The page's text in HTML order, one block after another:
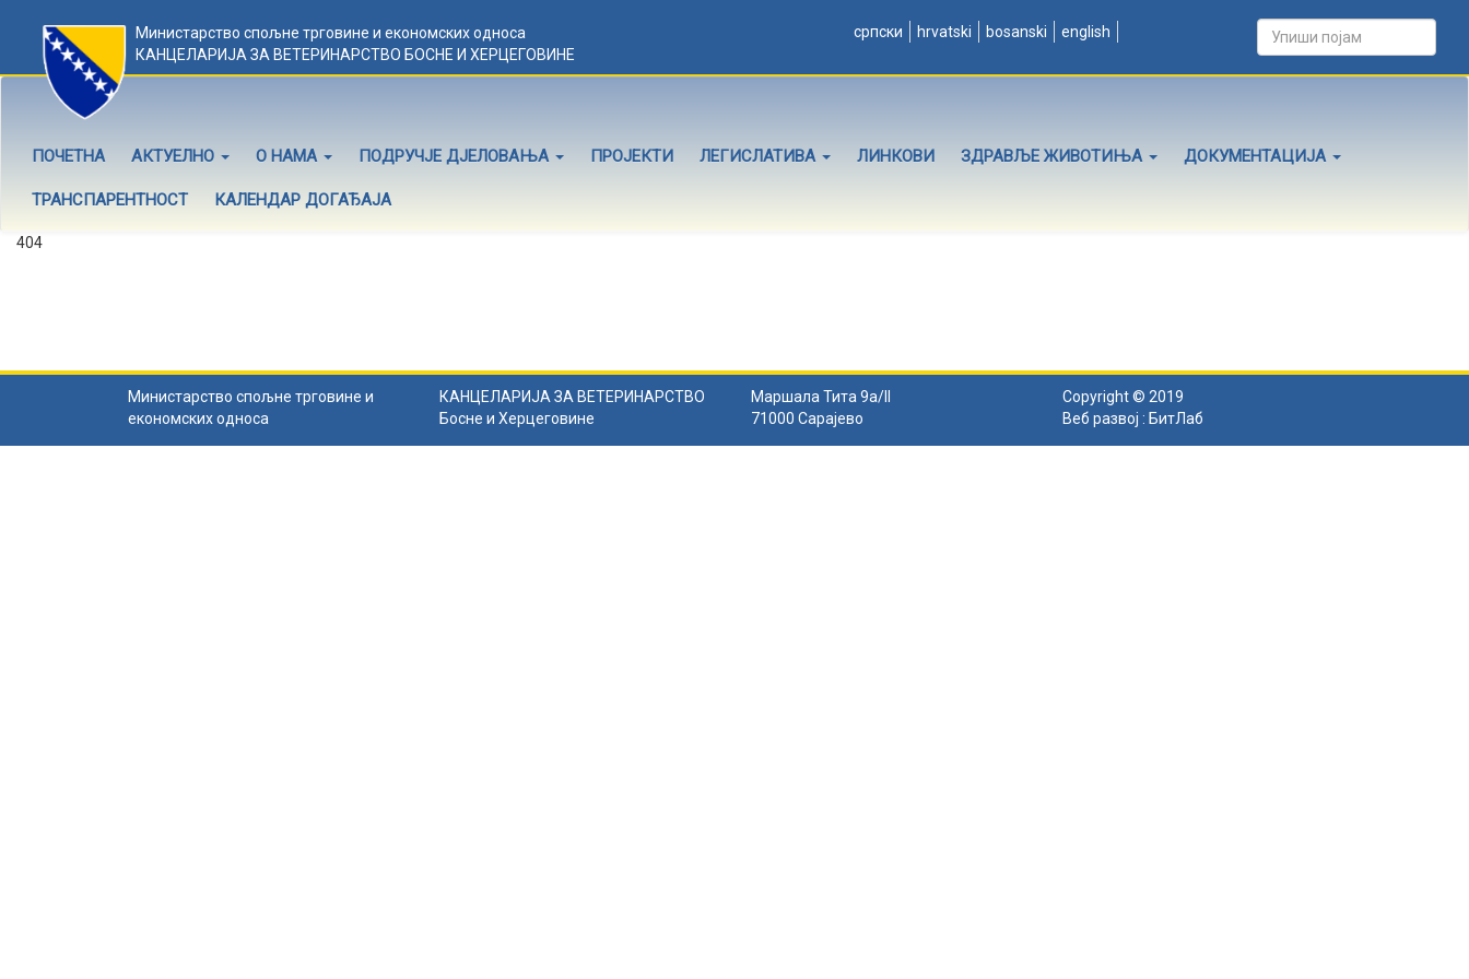
Министарство спољне трговине и економских односа
КАНЦЕЛАРИЈА ЗА ВЕТЕРИНАРСТВО БОСНЕ И ХЕРЦЕГОВИНЕ
српски hrvatski bosanski english
ПОЧЕТНА АКТУЕЛНО О НАМА ПОДРУЧЈЕ ДЈЕЛОВАЊА ПРОЈЕКТИ ЛЕГИСЛАТИВА ЛИНКОВИ ЗДРАВЉЕ ЖИВОТИЊА ДОКУМЕНТАЦИЈА
ТРАНСПАРЕНТНОСТ КАЛЕНДАР ДОГАЂАЈА
404
Министарство спољне трговине и
економских односа
КАНЦЕЛАРИЈА ЗА ВЕТЕРИНАРСТВО
Босне и Херцеговине
Маршала Тита 9а/II
71000 Сарајево
Copyright © 2019
Веб развој : БитЛаб